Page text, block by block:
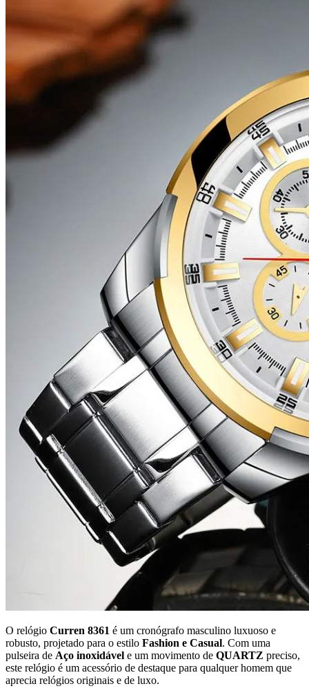
O relógio Curren 8361 é um cronógrafo masculino luxuoso e
robusto, projetado para o estilo Fashion e Casual. Com uma
pulseira de Aço inoxidável e um movimento de QUARTZ preciso,
este relógio é um acessório de destaque para qualquer homem que
aprecia relógios originais e de luxo.